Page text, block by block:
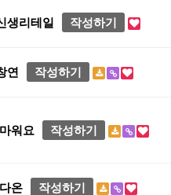
생리테일 작성하기
연 작성하기
워요 작성하기
온 작성하기